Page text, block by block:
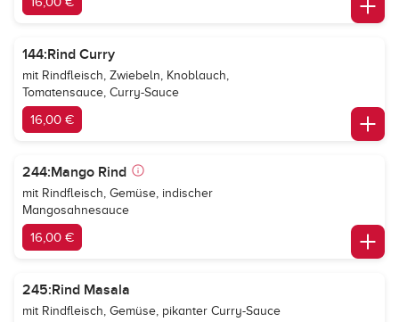
144:Rind Curry
mit Rindfleisch, Zwiebeln, Knoblauch,
Tomatensauce, Curry-Sauce
16,00 €
244:Mango Rind
mit Rindfleisch, Gemüse, indischer
Mangosahnesauce
16,00 €
245:Rind Masala
mit Rindfleisch, Gemüse, pikanter Curry-Sauce